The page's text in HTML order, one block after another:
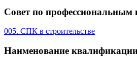
Совет по
005. СПК в строительстве
Наименование